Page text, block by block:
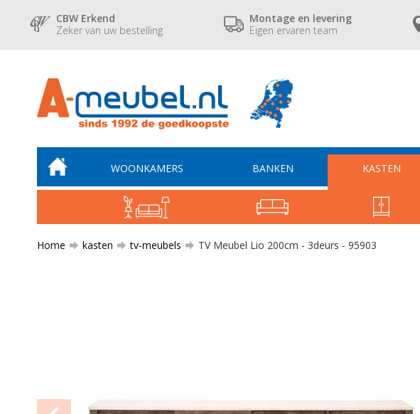
CBW Erkend
Zeker van uw bestelling
Montage en levering
Eigen ervaren team
WOONKAMERS BANKEN KASTEN
Home kasten tv-meubels TV Meubel Lio 200cm - 3deurs - 95903